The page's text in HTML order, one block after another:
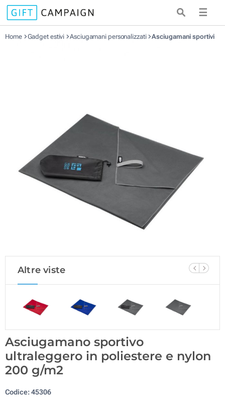
☰
Home Gadget estivi Asciugamani personalizzati Asciugamani sportivi
Altre viste
Asciugamano sportivo
ultraleggero in poliestere e nylon
200 g/m2
Codice:45306